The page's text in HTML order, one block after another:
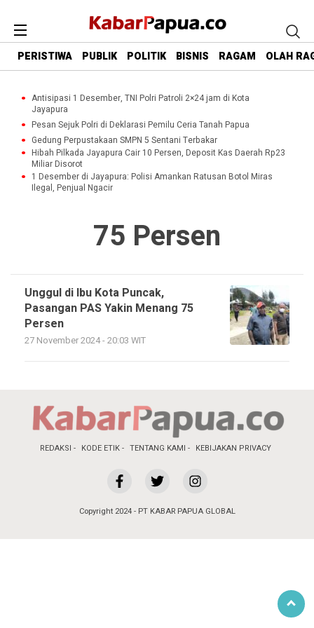
PERISTIWA PUBLIK POLITIK BISNIS RAGAM OLAH
Antisipasi 1 Desember, TNI Polri Patroli 2×24 jam di Kota
Jayapura
Pesan Sejuk Polri di Deklarasi Pemilu Ceria Tanah Papua
Gedung Perpustakaan SMPN 5 Sentani Terbakar
Hibah Pilkada Jayapura Cair 10 Persen, Deposit Kas Daerah Rp23
Miliar Disorot
1 Desember di Jayapura: Polisi Amankan Ratusan Botol Miras
Ilegal, Penjual Ngacir
75 Persen
Unggul di Ibu Kota Puncak,
Pasangan PAS Yakin Menang 75
Persen
27 November 2024 - 20:03 WIT
REDAKSI KODE ETIK TENTANG KAMI KEBIJAKAN PRIVACY
Copyright 2024 - PT KABAR PAPUA GLOBAL